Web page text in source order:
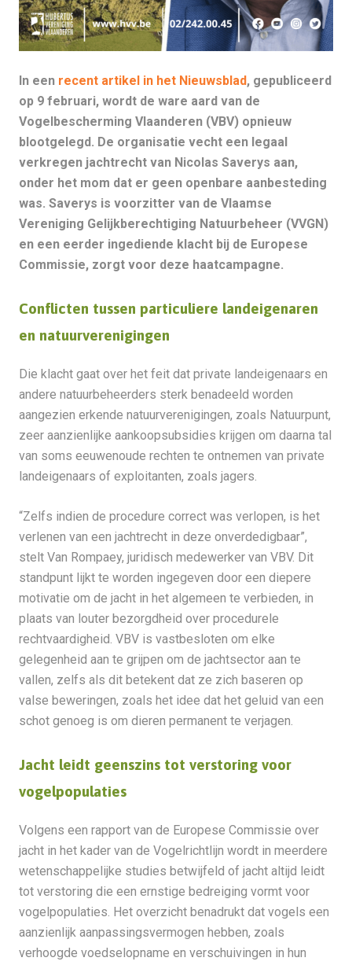
In een recent artikel in het Nieuwsblad, gepubliceerd
op 9 februari, wordt de ware aard van de
Vogelbescherming Vlaanderen (VBV) opnieuw
blootgelegd. De organisatie vecht een legaal
verkregen jachtrecht van Nicolas Saverys aan,
onder het mom dat er geen openbare aanbesteding
was. Saverys is voorzitter van de Vlaamse
Vereniging Gelijkberechtiging Natuurbeheer (VVGN)
en een eerder ingediende klacht bij de Europese
Commissie, zorgt voor deze haatcampagne.
Conflicten tussen particuliere landeigenaren
en natuurverenigingen
Die klacht gaat over het feit dat private landeigenaars en
andere natuurbeheerders sterk benadeeld worden
aangezien erkende natuurverenigingen, zoals Natuurpunt,
zeer aanzienlijke aankoopsubsidies krijgen om daarna tal
van soms eeuwenoude rechten te ontnemen van private
landeigenaars of exploitanten, zoals jagers.
“Zelfs indien de procedure correct was verlopen, is het
verlenen van een jachtrecht in deze onverdedigbaar”,
stelt Van Rompaey, juridisch medewerker van VBV. Dit
standpunt lijkt te worden ingegeven door een diepere
motivatie om de jacht in het algemeen te verbieden, in
plaats van louter bezorgdheid over procedurele
rechtvaardigheid. VBV is vastbesloten om elke
gelegenheid aan te grijpen om de jachtsector aan te
vallen, zelfs als dit betekent dat ze zich baseren op
valse beweringen, zoals het idee dat het geluid van een
schot genoeg is om dieren permanent te verjagen.
Jacht leidt geenszins tot verstoring voor
vogelpopulaties
Volgens een rapport van de Europese Commissie over
jacht in het kader van de Vogelrichtlijn wordt in meerdere
wetenschappelijke studies betwijfeld of jacht altijd leidt
tot verstoring die een ernstige bedreiging vormt voor
vogelpopulaties. Het overzicht benadrukt dat vogels een
aanzienlijk aanpassingsvermogen hebben, zoals
verhoogde voedselopname en verschuivingen in hun